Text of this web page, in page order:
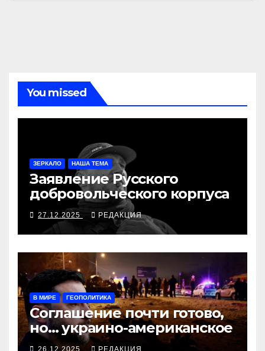
You missed
ЗЕРКАЛО НАША ТЕМА
Заявление Русского
добровольческого корпуса
27.12.2025 РЕДАКЦИЯ
В МИРЕ ГЕОПОЛИТИКА
Соглашение почти готово,
но… украино-американское
26.12.2025 РЕДАКЦИЯ